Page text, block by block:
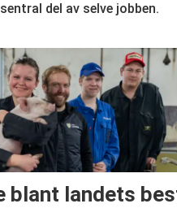
del av selve jobben.
blant landets